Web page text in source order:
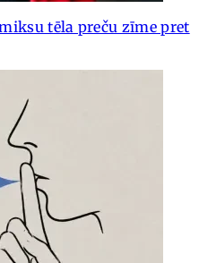
tēla preču zīme pret